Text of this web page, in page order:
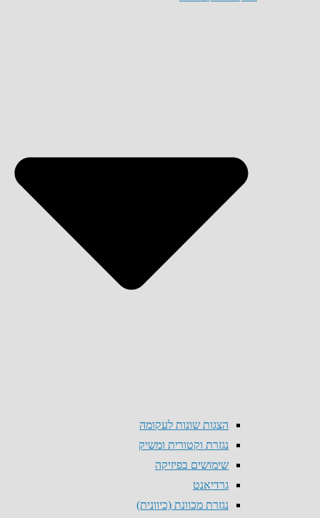
הצגות שונות לעקומה
נגזרת וקטורית ומשיק
שימושים בפיזיקה
גרדיאנט
נגזרת מכוונת (כיוונית)